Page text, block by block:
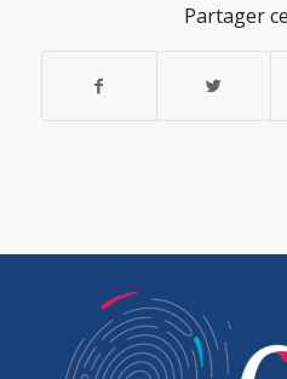
Partager